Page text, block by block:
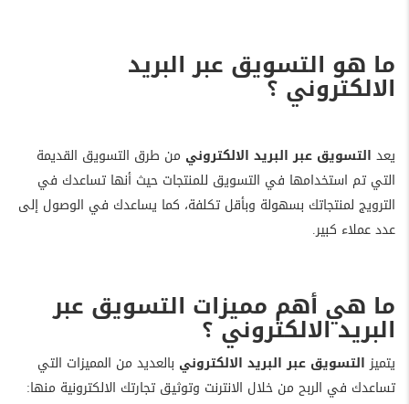
ما هو التسويق عبر البريد
الالكتروني ؟
يعد التسويق عبر البريد الالكتروني من طرق التسويق القديمة
التي تم استخدامها في التسويق للمنتجات حيث أنها تساعدك في
الترويج لمنتجاتك بسهولة وبأقل تكلفة، كما يساعدك في الوصول إلى
عدد عملاء كبير.
ما هي أهم مميزات التسويق عبر
البريد الالكتروني ؟
يتميزالتسويق عبر البريد الالكتروني بالعديد من المميزات التي
تساعدك في الربح من خلال الانترنت وتوثيق تجارتك الالكترونية منها: